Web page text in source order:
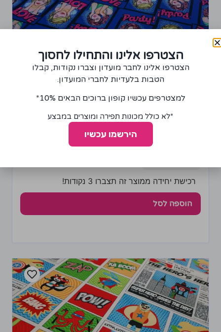
רכישת יחידה ממוצר זה תצברו 3 נקודות!
הוספה לסל
הצטרפו אלינו והתחילו לחסוך
הצטרפו אלינו לחבר מועדון וצברו נקודות, קבלו
הטבות בלעדיות לחברי המועדון.
למצטרפים עכשיו קופון ברוכים הבאים 10%*
*לא כולל מכונות תפירה ומוצרים במבצע
הירשמו עכשיו